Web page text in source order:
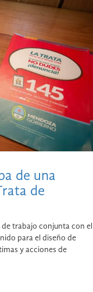
de una
de
trabajo conjunta con el
para el diseño de
y acciones de